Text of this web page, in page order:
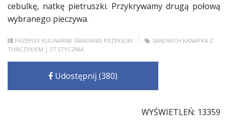
cebulkę, natkę pietruszki. Przykrywamy drugą połową
wybranego pieczywa.
PRZEPISY KULINARNE ŚNIADANIE PRZEKĄSKI SANDWICH KANAPKA Z
TUŃCZYKIEM | 27 STYCZNIA
Udostępnij (380)
WYŚWIETLEŃ: 13359